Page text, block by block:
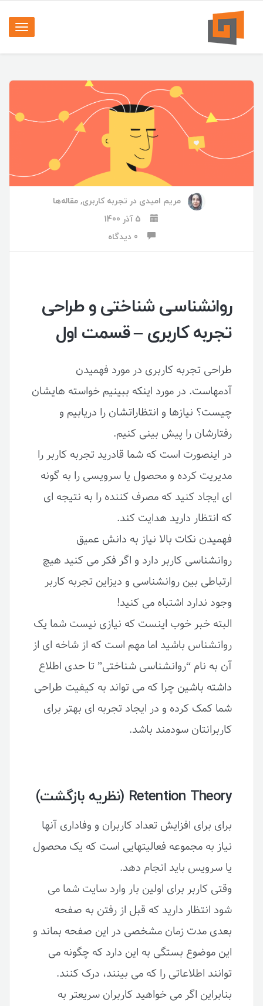
ناوبری
مریم امیدی در تجربه کاربری,مقاله‌ها
روانشناسی شناختی و طراحی
تجربه کاربری – قسمت اول
طراحی تجربه کاربری در مورد فهمیدن
آدمهاست. در مورد اینکه ببینیم خواسته هایشان
چیست؟ نیازها و انتظاراتشان را دریابیم و
رفتارشان را پیش بینی کنیم.
در اینصورت است که شما قادرید تجربه کاربر را
مدیریت کرده و محصول یا سرویسی را به گونه
ای ایجاد کنید که مصرف کننده را به نتیجه ای
که انتظار دارید هدایت کند.
فهمیدن نکات بالا نیاز به دانش عمیق
روانشناسی کاربر دارد و اگر فکر می کنید هیچ
ارتباطی بین روانشناسی و دیزاین تجربه کاربر
وجود ندارد اشتباه می کنید!
البته خبر خوب اینست که نیازی نیست شما یک
روانشناس باشید اما مهم است که از شاخه ای از
آن به نام “روانشناسی شناختی” تا حدی اطلاع
داشته باشین چرا که می تواند به کیفیت طراحی
شما کمک کرده و در ایجاد تجربه ای بهتر برای
کاربرانتان سودمند باشد.
Retention Theory (نظریه بازگشت)
برای برای افزایش تعداد کاربران و وفاداری آنها
نیاز به مجموعه فعالیت­هایی است که یک محصول
یا سرویس باید انجام دهد.
وقتی کاربر برای اولین بار وارد سایت شما می
شود انتظار دارید که قبل از رفتن به صفحه
بعدی مدت زمان مشخصی در این صفحه بماند و
این موضوع بستگی به این دارد که چگونه می
توانند اطلاعاتی را که می بینند، درک کنند.
بنابراین اگر می خواهید کاربران سریعتر به